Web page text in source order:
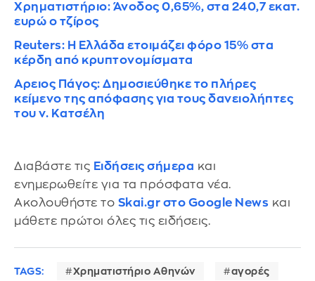
Χρηματιστήριο: Άνοδος 0,65%, στα 240,7 εκατ.
ευρώ ο τζίρος
Reuters: Η Ελλάδα ετοιμάζει φόρο 15% στα
κέρδη από κρυπτονομίσματα
Αρειος Πάγος: Δημοσιεύθηκε το πλήρες
κείμενο της απόφασης για τους δανειολήπτες
του ν. Κατσέλη
Διαβάστε τις Ειδήσεις σήμερα και
ενημερωθείτε για τα πρόσφατα νέα.
Ακολουθήστε το Skai.gr στο Google News και
μάθετε πρώτοι όλες τις ειδήσεις.
TAGS: Χρηματιστήριο Αθηνών αγορές